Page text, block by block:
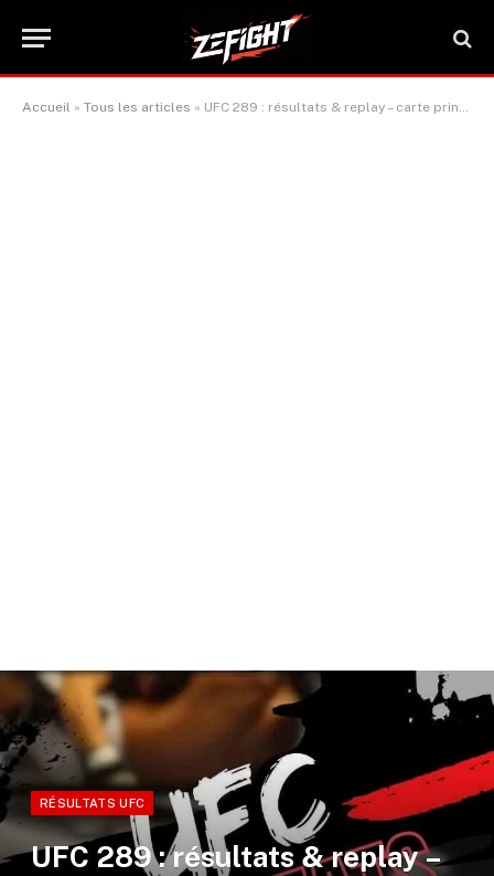
Accueil » Tous les articles » UFC 289 : résultats & replay – carte principale et préliminaire
RÉSULTATS UFC
UFC 289 : résultats & replay –